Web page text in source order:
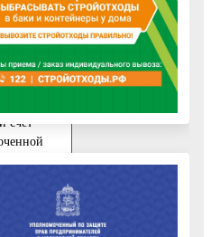
способ
платы:
счет